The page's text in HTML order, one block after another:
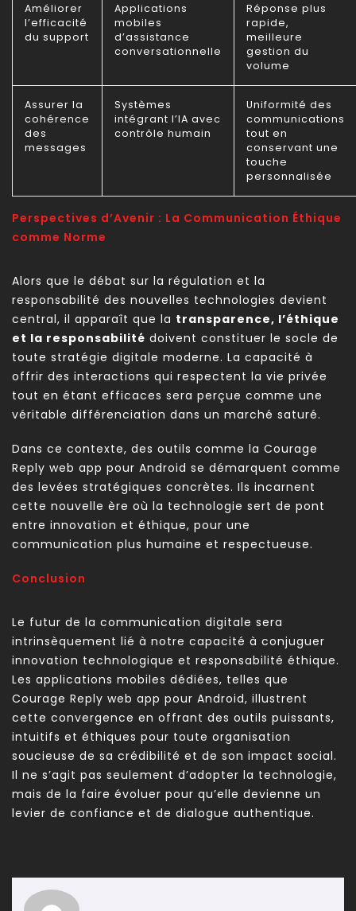
Améliorer
l’efficacité
du support
Applications
mobiles
d’assistance
conversationnelle
Réponse plus
rapide,
meilleure
gestion du
volume
Assurer la
cohérence
des
messages
Systèmes
intégrant l’IA avec
contrôle humain
Uniformité des
communications
tout en
conservant une
touche
personnalisée
Perspectives d’Avenir : La Communication Éthique
comme Norme
Alors que le débat sur la régulation et la
responsabilité des nouvelles technologies devient
central, il apparaît que la transparence, l’éthique
et la responsabilité doivent constituer le socle de
toute stratégie digitale moderne. La capacité à
offrir des interactions qui respectent la vie privée
tout en étant efficaces sera perçue comme une
véritable différenciation dans un marché saturé.
Dans ce contexte, des outils comme la Courage
Reply web app pour Android se démarquent comme
des levées stratégiques concrètes. Ils incarnent
cette nouvelle ère où la technologie sert de pont
entre innovation et éthique, pour une
communication plus humaine et respectueuse.
Conclusion
Le futur de la communication digitale sera
intrinsèquement lié à notre capacité à conjuguer
innovation technologique et responsabilité éthique.
Les applications mobiles dédiées, telles que
Courage Reply web app pour Android, illustrent
cette convergence en offrant des outils puissants,
intuitifs et éthiques pour toute organisation
soucieuse de sa crédibilité et de son impact social.
Il ne s’agit pas seulement d’adopter la technologie,
mais de la faire évoluer pour qu’elle devienne un
levier de confiance et de dialogue authentique.